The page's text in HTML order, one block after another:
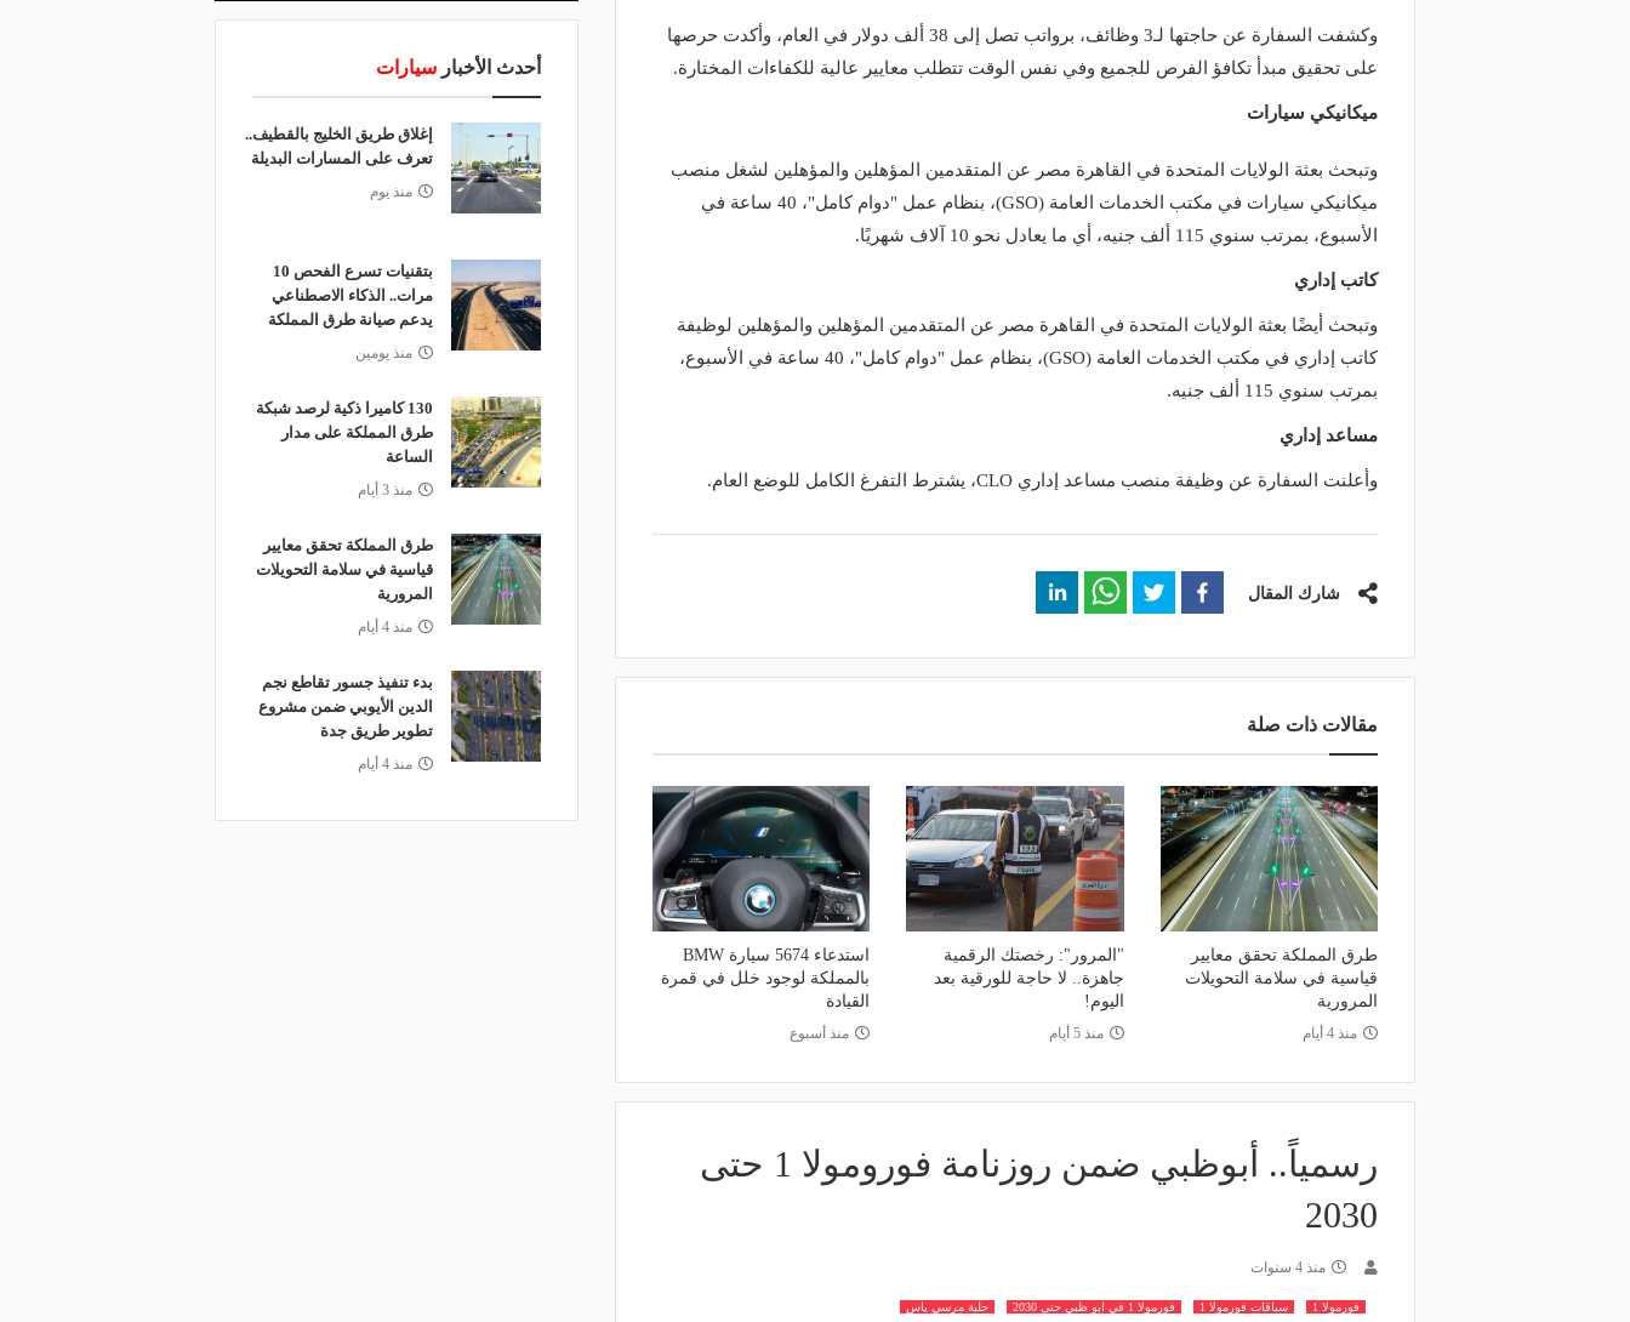
وكشفت السفارة عن حاجتها لـ3 وظائف، برواتب تصل إلى 38 ألف دولار في العام، وأكدت حرصها
على تحقيق مبدأ تكافؤ الفرص للجميع وفي نفس الوقت تتطلب معايير عالية للكفاءات المختارة.
ميكانيكي سيارات
وتبحث بعثة الولايات المتحدة في القاهرة مصر عن المتقدمين المؤهلين والمؤهلين لشغل منصب
ميكانيكي سيارات في مكتب الخدمات العامة (GSO)، بنظام عمل "دوام كامل"، 40 ساعة في
الأسبوع، بمرتب سنوي 115 ألف جنيه، أي ما يعادل نحو 10 آلاف شهريًا.
كاتب إداري
وتبحث أيضًا بعثة الولايات المتحدة في القاهرة مصر عن المتقدمين المؤهلين والمؤهلين لوظيفة
كاتب إداري في مكتب الخدمات العامة (GSO)، بنظام عمل "دوام كامل"، 40 ساعة في الأسبوع،
بمرتب سنوي 115 ألف جنيه.
مساعد إداري
وأعلنت السفارة عن وظيفة منصب مساعد إداري CLO، يشترط التفرغ الكامل للوضع العام.
شارك المقال
مقالات ذات صلة
طرق المملكة تحقق معايير
قياسية في سلامة التحويلات
المرورية
منذ 4 أيام
"المرور": رخصتك الرقمية
جاهزة.. لا حاجة للورقية بعد
اليوم!
منذ 5 أيام
استدعاء 5674 سيارة BMW
بالمملكة لوجود خلل في قمرة
القيادة
منذ أسبوع
رسمياً.. أبوظبي ضمن روزنامة فورومولا 1 حتى
2030
منذ 4 سنوات
فورمولا 1 سباقات فورمولا 1 فورمولا 1 في ابو ظبي حتى 2030 حلبة مرسي ياس
أحدث الأخبار سيارات
إغلاق طريق الخليج بالقطيف..
تعرف على المسارات البديلة
منذ يوم
بتقنيات تسرع الفحص 10
مرات.. الذكاء الاصطناعي
يدعم صيانة طرق المملكة
منذ يومين
130 كاميرا ذكية لرصد شبكة
طرق المملكة على مدار
الساعة
منذ 3 أيام
طرق المملكة تحقق معايير
قياسية في سلامة التحويلات
المرورية
منذ 4 أيام
بدء تنفيذ جسور تقاطع نجم
الدين الأيوبي ضمن مشروع
تطوير طريق جدة
منذ 4 أيام